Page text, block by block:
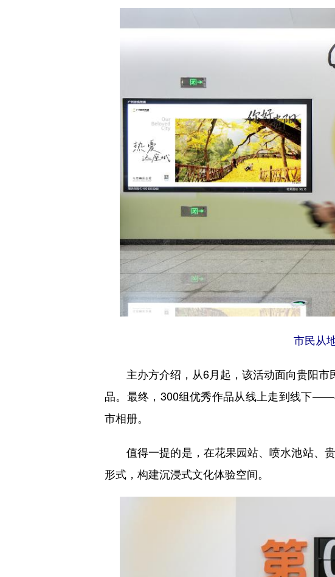
市民从
主办方介绍，从6月起，该活动面向贵阳市
品。最终，300组优秀作品从线上走到线下
市相册。
值得一提的是，在花果园站、喷水池站、贵
形式，构建沉浸式文化体验空间。